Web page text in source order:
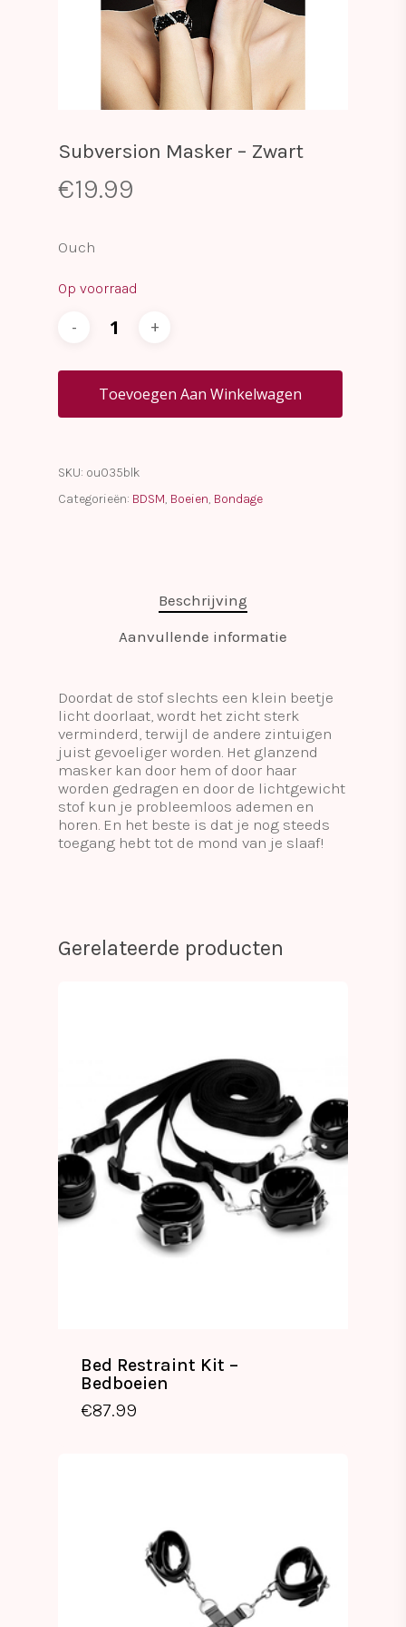
Subversion Masker – Zwart
€19.99
Ouch
Op voorraad
Toevoegen Aan Winkelwagen
SKU: ou035blk
Categorieën: BDSM, Boeien, Bondage
Beschrijving
Aanvullende informatie
Doordat de stof slechts een klein beetje
licht doorlaat, wordt het zicht sterk
verminderd, terwijl de andere zintuigen
juist gevoeliger worden. Het glanzend
masker kan door hem of door haar
worden gedragen en door de lichtgewicht
stof kun je probleemloos ademen en
horen. En het beste is dat je nog steeds
toegang hebt tot de mond van je slaaf!
Gerelateerde producten
Bed Restraint Kit –
Bedboeien
€87.99